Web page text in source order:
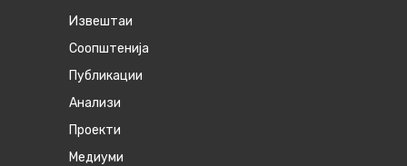
Извештаи
Соопштенија
Публикации
Анализи
Проекти
Медиуми